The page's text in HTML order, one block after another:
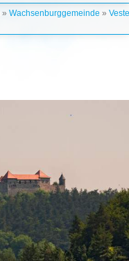
» Wachsenburggemeinde » Veste